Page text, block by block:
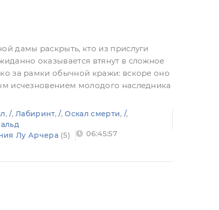
дамы раскрыть, кто из прислуги
оказывается втянут в сложное
за рамки обычной кражи: вскоре оно
исчезновением молодого наследника
,/,Лабиринт,/,Оскал смерти, /,
Лу Арчера (5) 06:45:57